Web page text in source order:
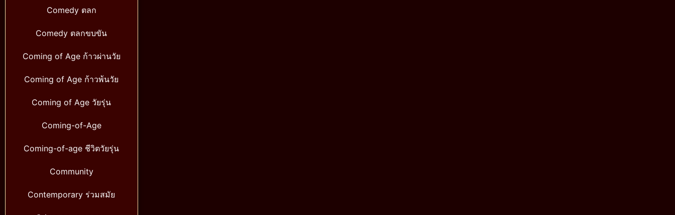
Comedy ตลก
Comedy ตลกขบขัน
Coming of Age ก้าวผ่านวัย
Coming of Age ก้าวพ้นวัย
Coming of Age วัยรุ่น
Coming-of-Age
Coming-of-age ชีวิตวัยรุ่น
Community
Contemporary ร่วมสมัย